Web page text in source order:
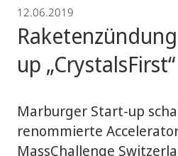
12.06.2019
up „CrystalsFirst“
Marburger Start-up
renommierte
MassChallenge